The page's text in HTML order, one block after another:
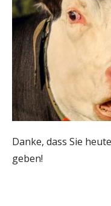
Danke, dass Sie
geben!